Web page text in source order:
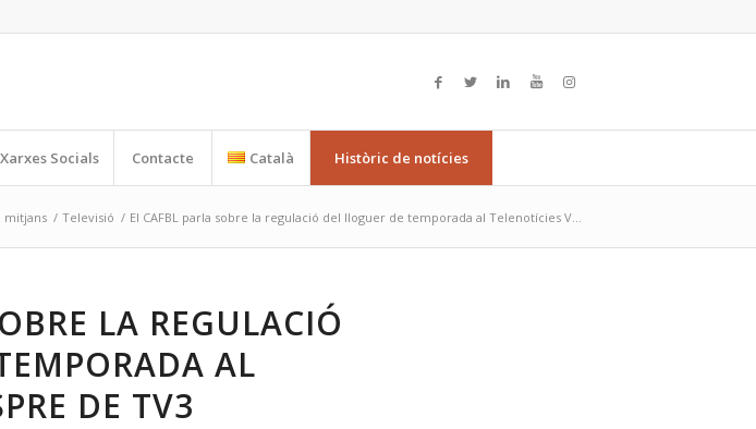
Xarxes Socials Contacte Català Històric de notícies
mitjans / Televisió / El CAFBL parla sobre la regulació del lloguer de temporada al Telenotícies V...
LA REGULACIÓ
AL
DE TV3